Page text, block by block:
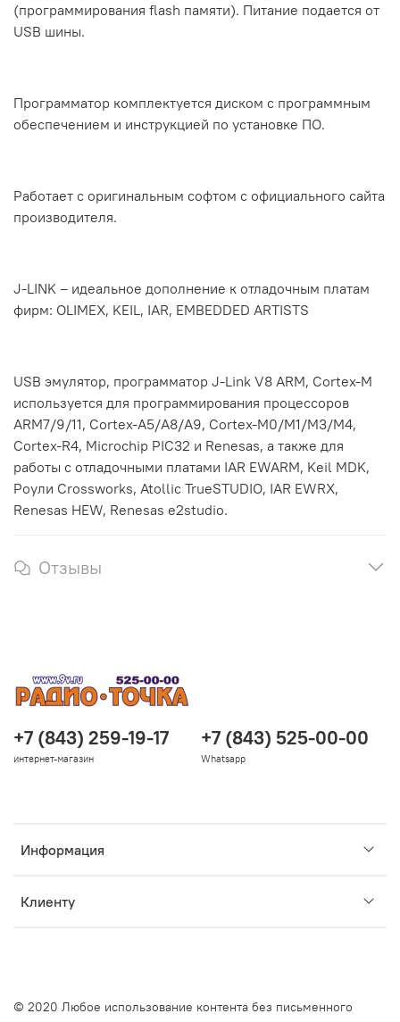
(программирования flash памяти). Питание подается от
USB шины.
Программатор комплектуется диском с программным
обеспечением и инструкцией по установке ПО.
Работает с оригинальным софтом с официального сайта
производителя.
J-LINK – идеальное дополнение к отладочным платам
фирм: OLIMEX, KEIL, IAR, EMBEDDED ARTISTS
USB эмулятор, программатор J-Link V8 ARM, Cortex-M
используется для программирования процессоров
ARM7/9/11, Cortex-A5/A8/A9, Cortex-M0/M1/M3/M4,
Cortex-R4, Microchip PIC32 и Renesas, а также для
работы с отладочными платами IAR EWARM, Keil MDK,
Роули Crossworks, Atollic TrueSTUDIO, IAR EWRX,
Renesas HEW, Renesas e2studio.
Отзывы
Информация
Клиенту
+7 (843) 259-19-17
интернет-магазин
+7 (843) 525-00-00
Whatsapp
© 2020 Любое использование контента без письменного